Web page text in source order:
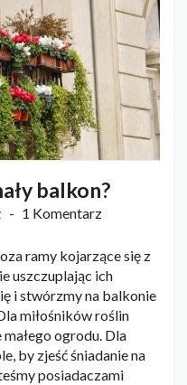
balkon?
1 Komentarz
ramy kojarzące się z
uszczuplając ich
i stwórzmy na balkonie
miłośników roślin
ogrodu. Dla
by zjeść śniadanie na
posiadaczami